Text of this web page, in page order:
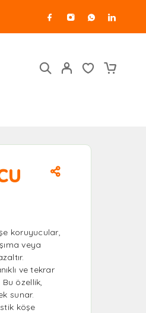
koruyucular,
veya
ve tekrar
özellik,
sunar.
köşe